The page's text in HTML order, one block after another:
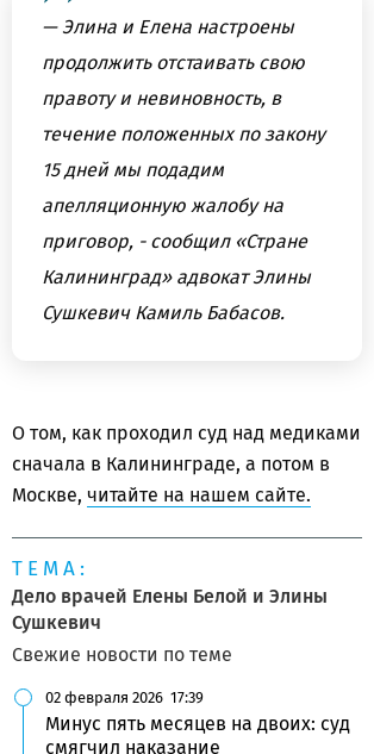
— Элина и Елена настроены
продолжить отстаивать свою
правоту и невиновность, в
течение положенных по закону
15 дней мы подадим
апелляционную жалобу на
приговор, - сообщил «Стране
Калининград» адвокат Элины
Сушкевич Камиль Бабасов.
О том, как проходил суд над медиками
сначала в Калининграде, а потом в
Москве, читайте на нашем сайте.
ТЕМА:
Дело врачей Елены Белой и Элины
Сушкевич
Свежие новости по теме
Минус пять месяцев на двоих: суд
смягчил наказание
02 февраля 2026 17:39